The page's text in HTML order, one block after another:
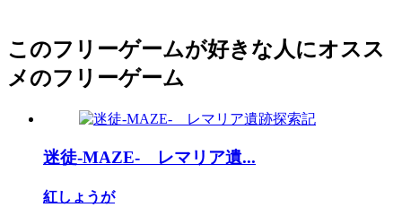
このフリーゲームが好きな人にオスス
メのフリーゲーム
迷徒-MAZE- レマリア遺...
紅しょうが